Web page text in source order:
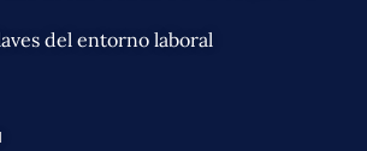
del entorno laboral